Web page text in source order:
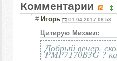
Комментарии
# Игорь 01.04.2017 08:53
Цитирую Михаил:
Добрый вечер,
PMP7170B3G ?